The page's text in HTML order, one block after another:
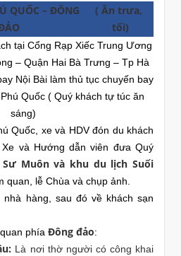
QUỐC – ĐÔNG
( Ăn trưa,
tối)
tại Cổng Rạp Xiếc Trung Ương
– Quận Hai Bà Trưng – Tp Hà
Nội Bài làm thủ tục chuyến bay
Quốc ( Quý khách tự túc ăn
sáng)
Quốc, xe và HDV đón du khách
và Hướng dẫn viên đưa Quý
Sư Muôn và khu du lịch Suối
quan, lễ Chùa và chụp ảnh.
hàng, sau đó về khách sạn
phía Đông đảo:
Là nơi thờ người có công khai